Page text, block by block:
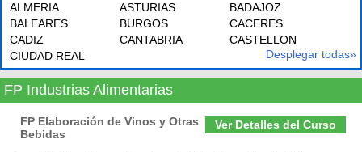
ALMERIA
ASTURIAS
BADAJOZ
BALEARES
BURGOS
CACERES
CADIZ
CANTABRIA
CASTELLON
CIUDAD REAL
Desplegar todas»
FP Industrias Alimentarias
Ver Detalles del Curso
FP Elaboración de Vinos y Otras
Bebidas